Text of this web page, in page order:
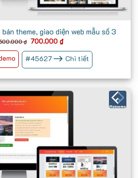
theme, giao diện web mẫu số 3
₫ Giá
là:
1.500.000 ₫.
700.000₫Giá
hiện
tại
là:
700.000 ₫.
#45627 Chi tiết